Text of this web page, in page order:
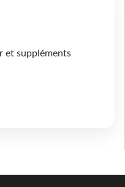
et suppléments